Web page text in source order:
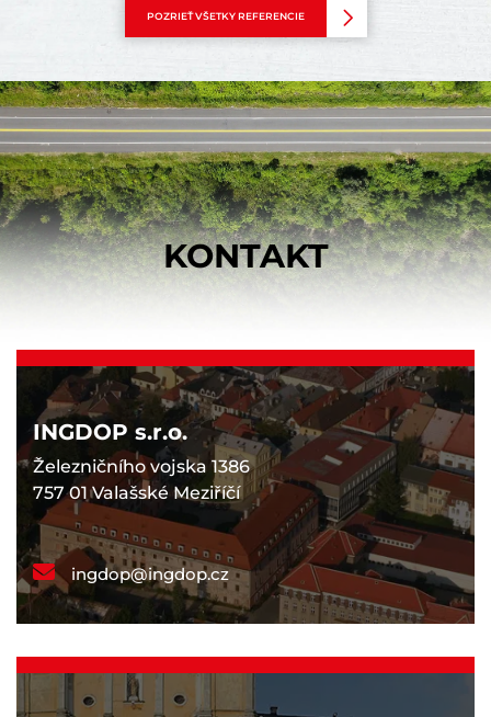
POZRIEŤ VŠETKY REFERENCIE
KONTAKT
INGDOP s.r.o.
Železničního vojska 1386
757 01 Valašské Meziříčí
ingdop@ingdop.cz